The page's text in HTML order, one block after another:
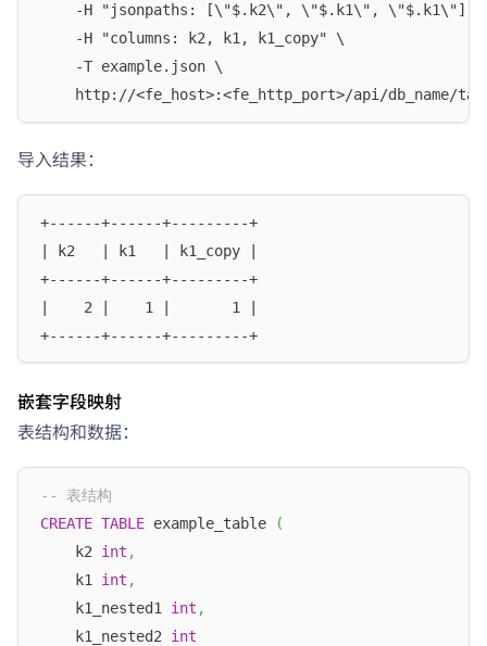
-H "jsonpaths: [\"$.k2\", \"$.k1\", \"$.k1\"]"
    -H "columns: k2, k1, k1_copy" \
    -T example.json \
http://<fe_host>:<fe_http_port>/api/db_name/
导入结果：
+------+------+---------+
| k2   | k1   | k1_copy |
+------+------+---------+
|    2 |    1 |       1 |
+------+------+---------+
嵌套字段映射
表结构和数据：
-- 表结构
CREATE TABLE example_table
(
    k2
int ,
    k1
int ,
    k1_nested1
int ,
    k1_nested2
int